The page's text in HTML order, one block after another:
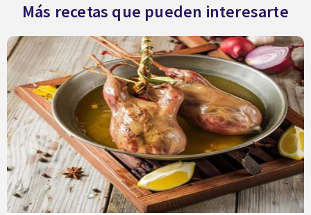
Más recetas que pueden interesarte